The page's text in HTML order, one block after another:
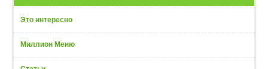
Это интересно
Миллион Меню